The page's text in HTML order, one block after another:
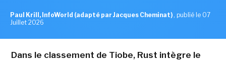
Paul Krill, InfoWorld (adapté par Jacques Cheminat) , publié le 07
Juillet 2026
Dans le classement de Tiobe, Rust intègre le